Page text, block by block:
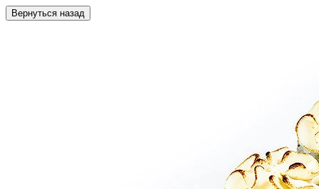
Вернуться назад